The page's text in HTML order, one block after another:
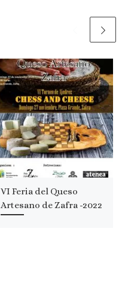
VI Feria del Queso
Artesano de Zafra -2022